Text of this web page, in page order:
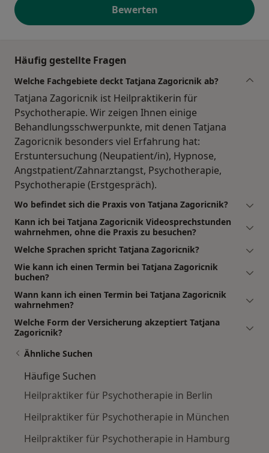
Bewerten
Häufig gestellte Fragen
Welche Fachgebiete deckt Tatjana Zagoricnik ab?
Tatjana Zagoricnik ist Heilpraktikerin für
Psychotherapie. Wir zeigen Ihnen einige
Behandlungsschwerpunkte, mit denen Tatjana
Zagoricnik besonders viel Erfahrung hat:
Erstuntersuchung (Neupatient/in), Hypnose,
Angstpatient/Zahnarztangst, Psychotherapie,
Psychotherapie (Erstgespräch).
Wo befindet sich die Praxis von Tatjana Zagoricnik?
Kann ich bei Tatjana Zagoricnik Videosprechstunden
wahrnehmen, ohne die Praxis zu besuchen?
Welche Sprachen spricht Tatjana Zagoricnik?
Wie kann ich einen Termin bei Tatjana Zagoricnik
buchen?
Wann kann ich einen Termin bei Tatjana Zagoricnik
wahrnehmen?
Welche Form der Versicherung akzeptiert Tatjana
Zagoricnik?
Ähnliche Suchen
Häufige Suchen
Heilpraktiker für Psychotherapie in Berlin
Heilpraktiker für Psychotherapie in München
Heilpraktiker für Psychotherapie in Hamburg